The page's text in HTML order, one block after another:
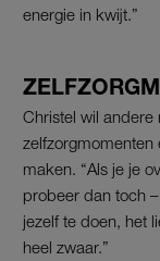
energie in kwijt.”
Christel wil andere
zelfzorgmomenten
maken. “Als je je
probeer dan toch
jezelf te doen, het
heel zwaar.”